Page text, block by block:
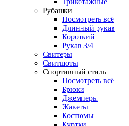
Рубашки
Посмотреть всё
Длинный рукав
Короткий
Рукав 3/4
Свитеры
Свитшоты
Спортивный стиль
Посмотреть всё
Брюки
Джемперы
Жакеты
Костюмы
Куртки